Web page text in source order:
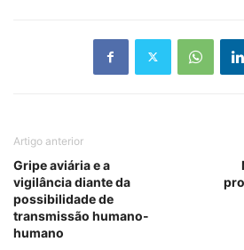
Artigo anterior
Gripe aviária e a
vigilância diante da
possibilidade de
transmissão humano-
humano